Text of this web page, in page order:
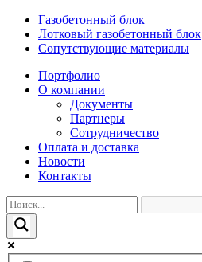
Газобетонный блок
Лотковый газобетонный блок
Сопутствующие материалы
Портфолио
О компании
Документы
Партнеры
Сотрудничество
Оплата и доставка
Новости
Контакты